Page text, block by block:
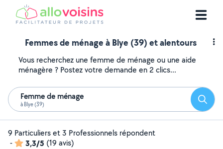
Femmes de ménage à Blye (39) et alentours
Vous recherchez une femme de ménage ou une aide
ménagère ? Postez votre demande en 2 clics...
Femme de ménage
à Blye (39)
9 Particuliers et 3 Professionnels répondent
-
3,3/5 (19 avis)